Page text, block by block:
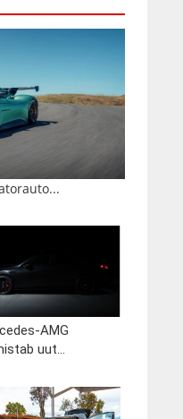
AMG
uut...